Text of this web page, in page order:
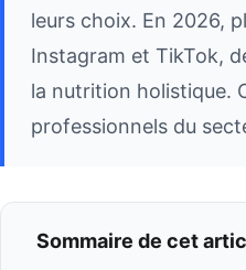
leurs choix. En 2026,
Instagram et TikTok,
la nutrition holistique.
professionnels du
Sommaire de cet